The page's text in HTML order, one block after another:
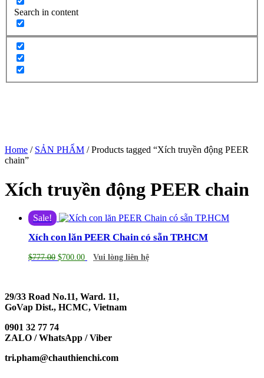
Search in content
Home / SẢN PHẨM / Products tagged “Xích truyền động PEER
chain”
Xích truyền động PEER chain
Sale!
Xích con lăn PEER Chain có sẵn TP.HCM
$777.00 $700.00 Vui lòng liên hệ
29/33 Road No.11, Ward. 11,
GoVap Dist., HCMC, Vietnam
0901 32 77 74
ZALO / WhatsApp / Viber
tri.pham@chauthienchi.com